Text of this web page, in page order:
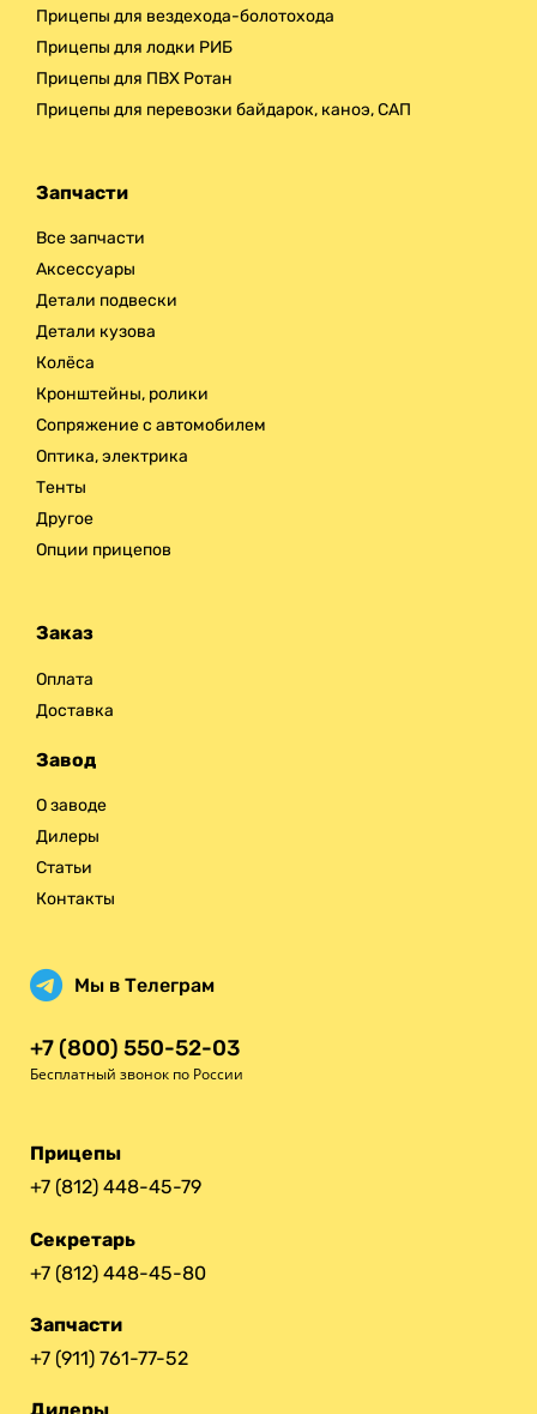
Прицепы для вездехода-болотохода
Прицепы для лодки РИБ
Прицепы для ПВХ Ротан
Прицепы для перевозки байдарок, каноэ, САП
Запчасти
Все запчасти
Аксессуары
Детали подвески
Детали кузова
Колёса
Кронштейны, ролики
Сопряжение с автомобилем
Оптика, электрика
Тенты
Другое
Опции прицепов
Заказ
Оплата
Доставка
Завод
О заводе
Дилеры
Статьи
Контакты
Мы в Телеграм
+7 (800) 550-52-03
Бесплатный звонок по России
Прицепы
+7 (812) 448-45-79
Секретарь
+7 (812) 448-45-80
Запчасти
+7 (911) 761-77-52